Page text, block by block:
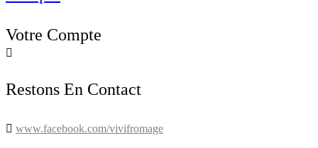
Votre Compte

Restons En Contact
 www.facebook.com/vivifromage